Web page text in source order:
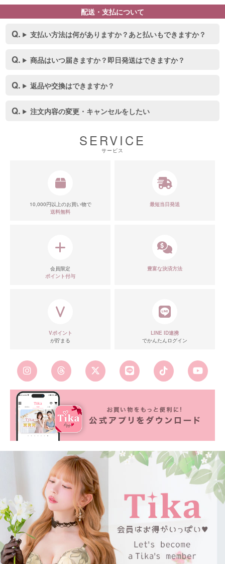
配送・支払について
支払い方法は何がありますか？あと払いもできますか？
商品はいつ届きますか？即日発送はできますか？
返品や交換はできますか？
注文内容の変更・キャンセルをしたい
SERVICE
サービス
10,000円以上のお買い物で
送料無料
最短当日発送
会員限定
ポイント付与
豊富な決済方法
Vポイント
が貯まる
LINE ID連携
でかんたんログイン